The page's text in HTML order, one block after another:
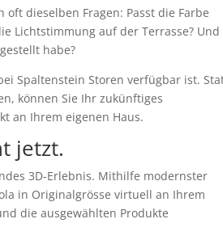
dieselben Fragen: Passt die Farbe
Lichtstimmung auf der Terrasse? Und
habe?
Spaltenstein Storen verfügbar ist.
können Sie Ihr zukünftiges
an Ihrem eigenen Haus.
jetzt.
3D-Erlebnis. Mithilfe modernster
in Originalgrösse virtuell an Ihrem
die ausgewählten Produkte